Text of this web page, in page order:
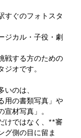
すぐのフォトスタ
ジカル・子役・劇
戦する方のための
オです。
のは、
用の書類写真」や
宣材写真」。
けではなく、**審
グ側の目に留ま